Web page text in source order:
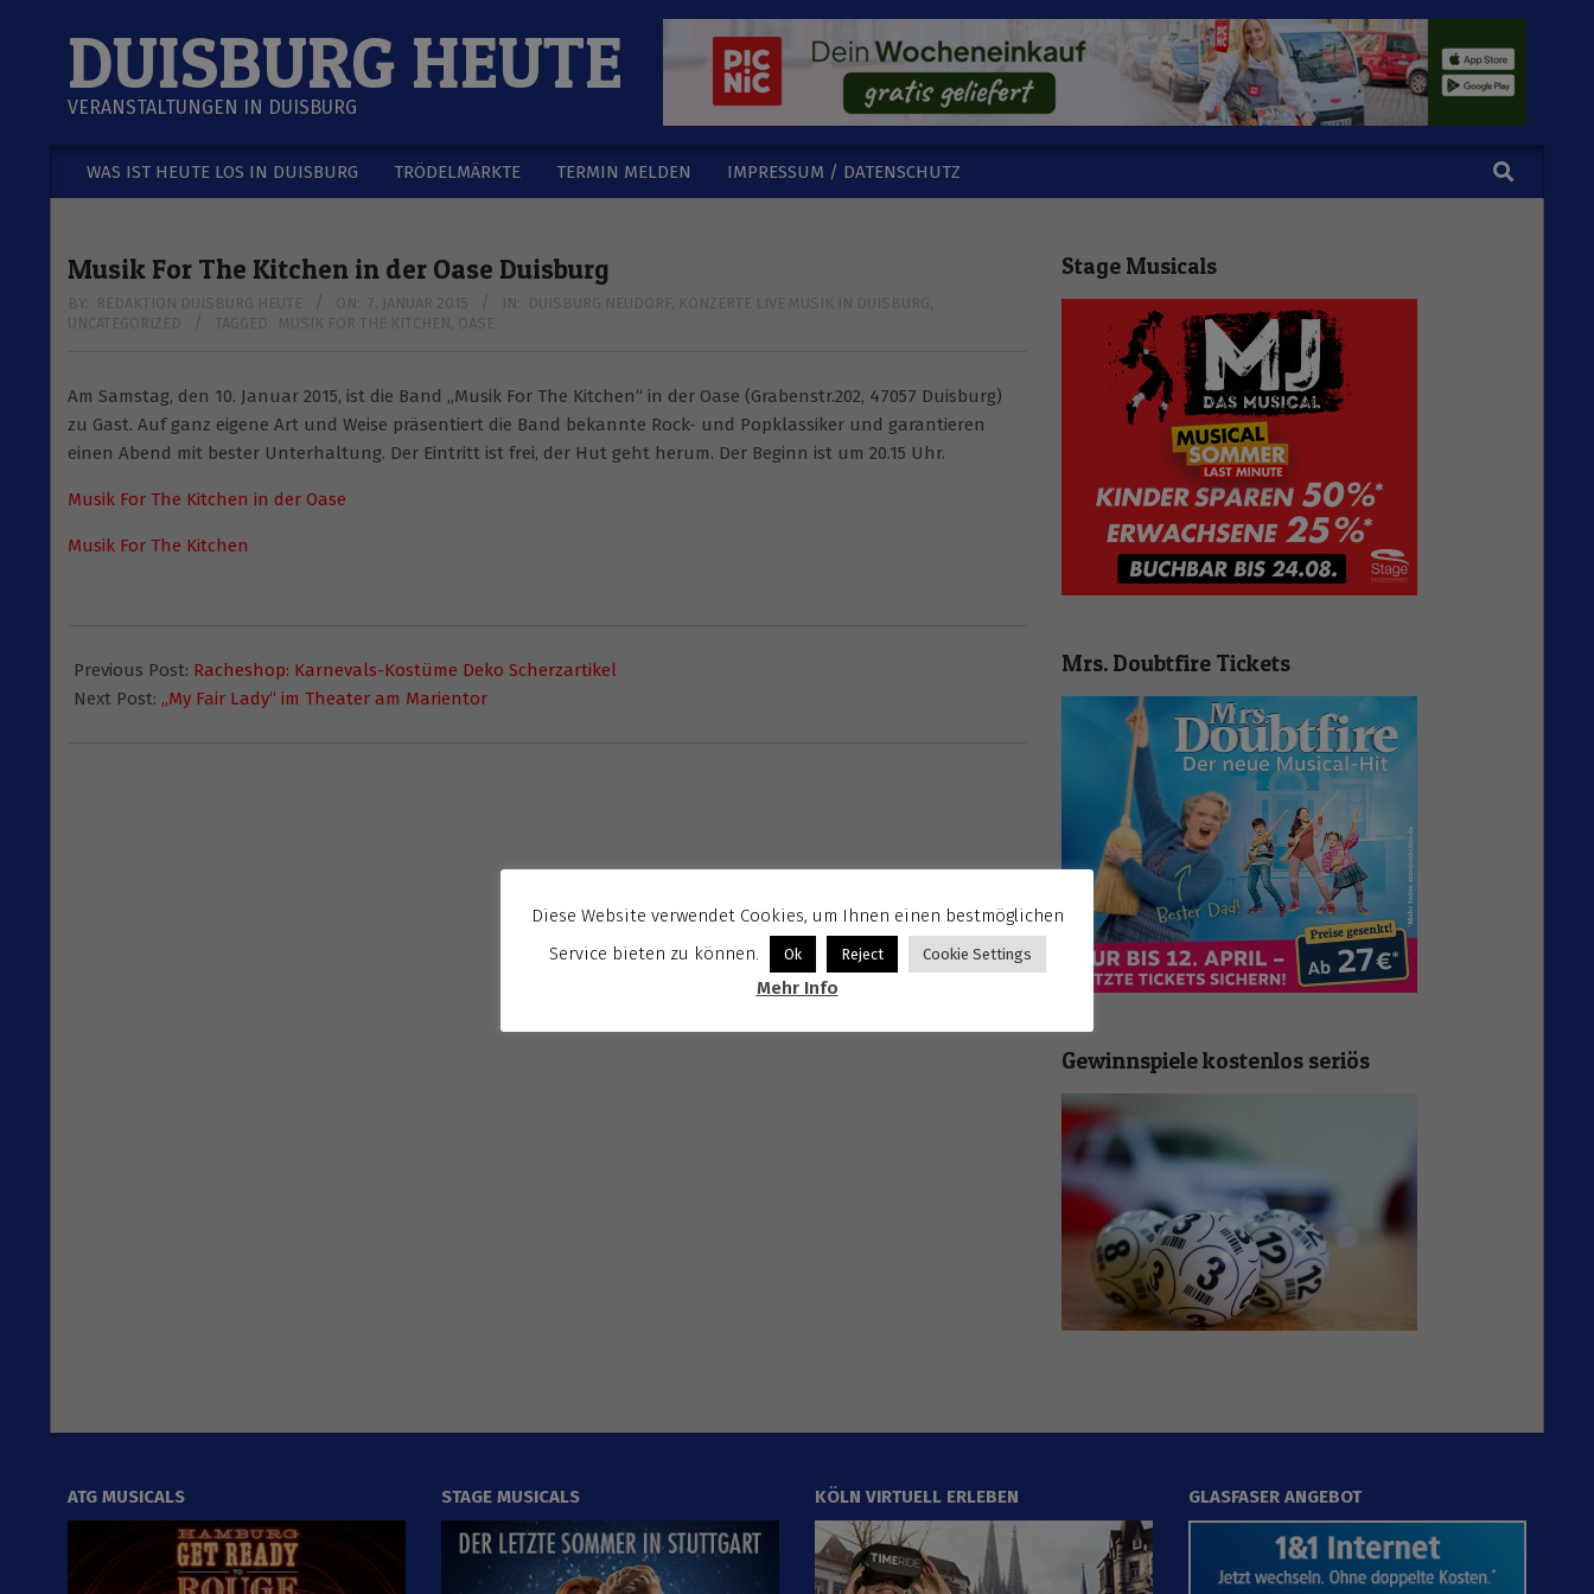
DUISBURG HEUTE
VERANSTALTUNGEN IN DUISBURG
Secondary
WAS IST HEUTE LOS IN DUISBURG TRÖDELMÄRKTE TERMIN MELDEN IMPRESSUM / DATENSCHUTZ Search
Musik For The Kitchen in der Oase Duisburg
BY: REDAKTION DUISBURG HEUTE ON: 7. JANUAR 2015 IN: DUISBURG NEUDORF KONZERTE LIVE MUSIK IN DUISBURG
UNCATEGORIZED
TAGGED: MUSIK FOR THE KITCHEN OASE
Am Samstag, den 10. Januar 2015, ist die Band „Musik For The Kitchen“ in der Oase (Grabenstr.202, 47057 Duisburg)
zu Gast. Auf ganz eigene Art und Weise präsentiert die Band bekannte Rock- und Popklassiker und garantieren
einen Abend mit bester Unterhaltung. Der Eintritt ist frei, der Hut geht herum. Der Beginn ist um 20.15 Uhr.
Musik For The Kitchen in der Oase
Musik For The Kitchen
01-
07
Previous Post: Racheshop: Karnevals-Kostüme Deko Scherzartikel
Next Post: „My Fair Lady“ im Theater am Marientor
Stage Musicals
Mrs. Doubtfire Tickets
Gewinnspiele kostenlos seriös
ATG MUSICALS STAGE MUSICALS KÖLN VIRTUELL ERLEBEN GLASFASER ANGEBOT
Diese Website verwendet Cookies, um Ihnen einen bestmöglichen
Service bieten zu können.
Ok Reject Cookie Settings
Mehr Info